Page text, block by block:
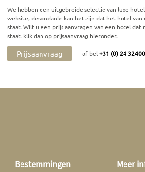
We hebben een uitgebreide selectie van luxe
website, desondanks kan het zijn dat het hotel van
staat. Wilt u een prijs aanvragen van een hotel dat
staat, klik dan op prijsaanvraag hieronder.
Prijsaanvraag of bel+31 (0) 24
Bestemmingen Meer